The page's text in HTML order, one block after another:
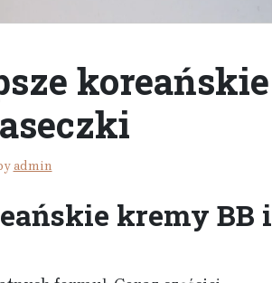
koreańskie
admin
kremy BB i